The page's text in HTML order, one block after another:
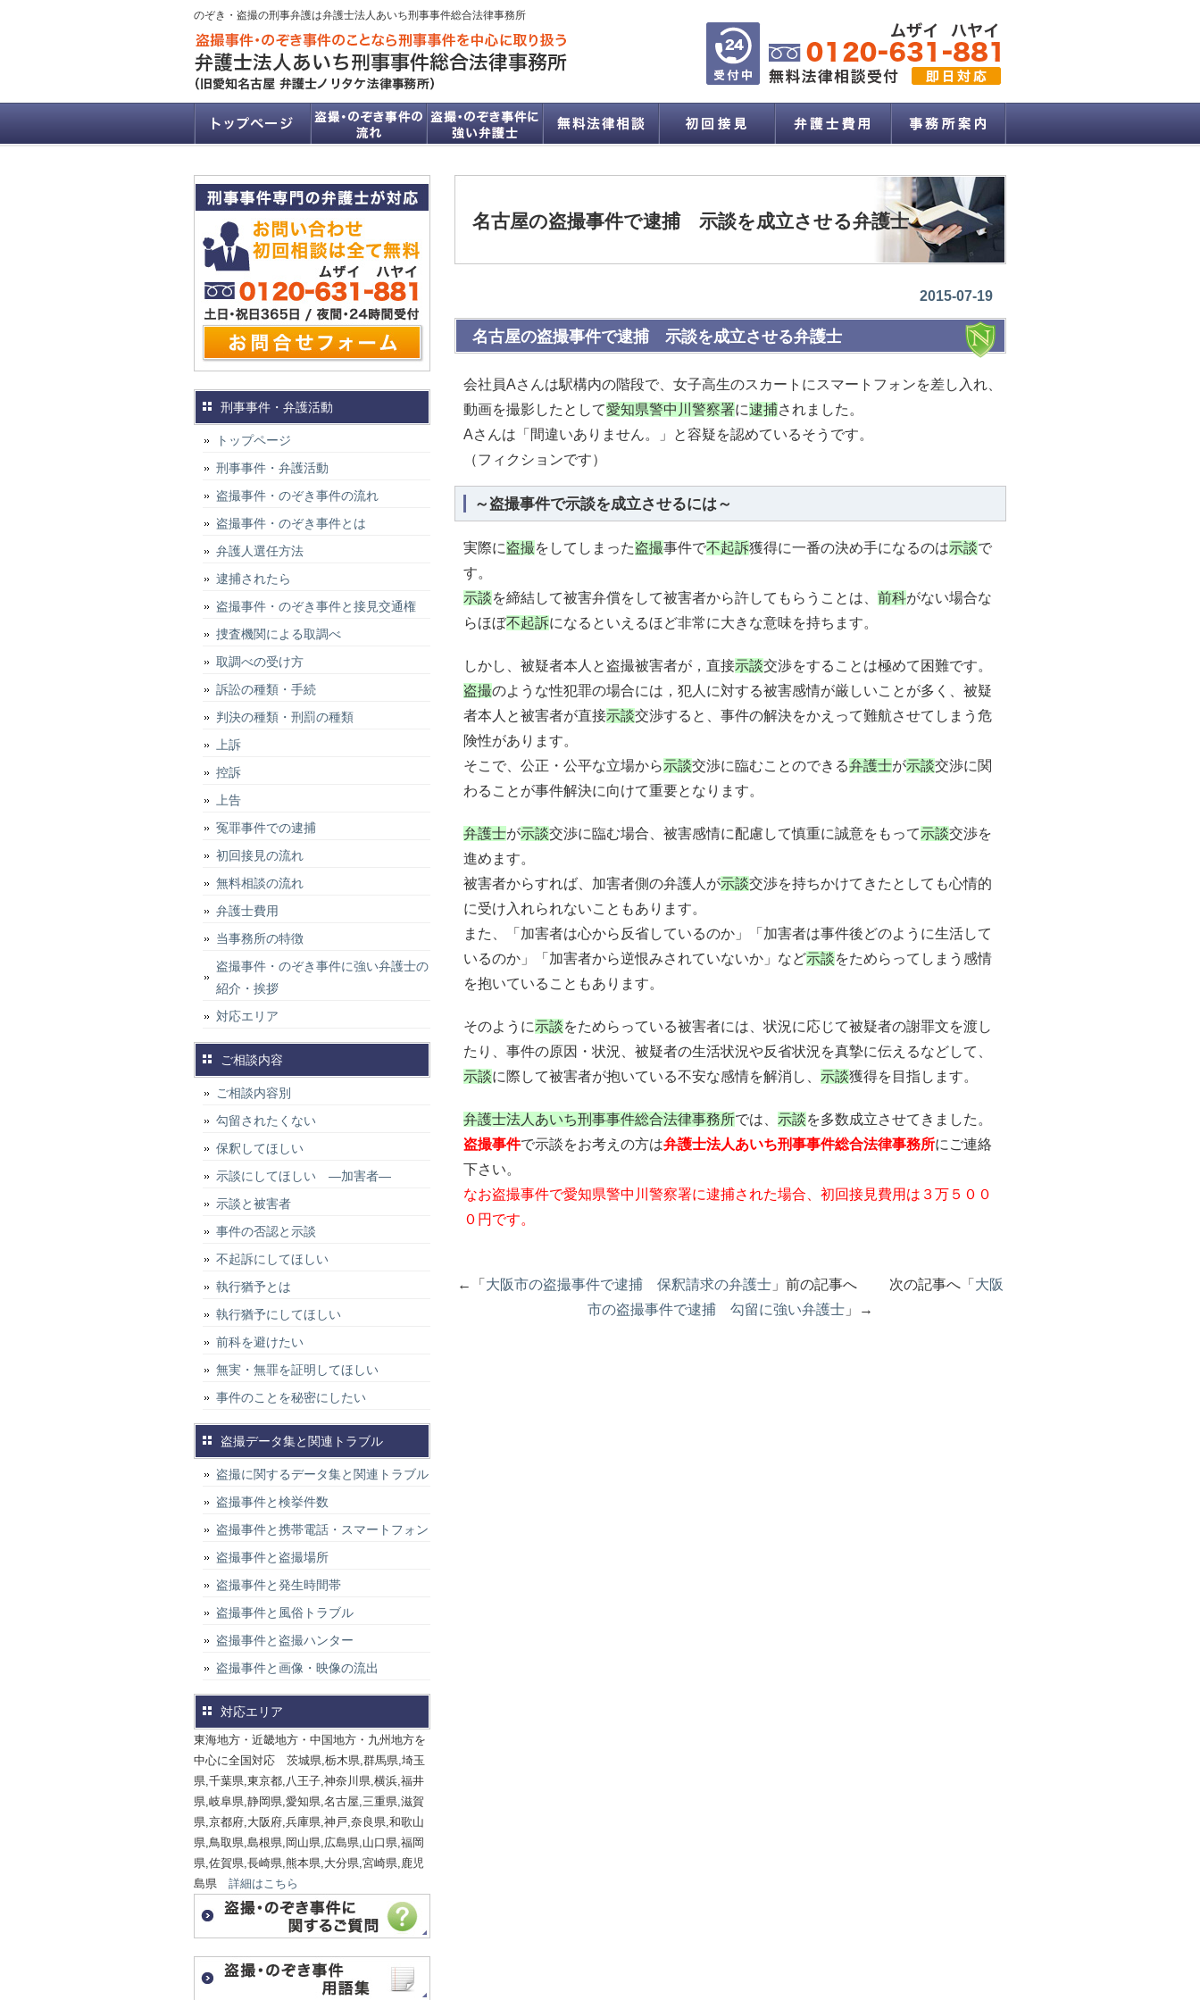
のぞき・盗撮の刑事弁護は弁護士法人あいち刑事事件総合法律事務所
名古屋の盗撮事件で逮捕 示談を成立させる弁護士
2015-07-19
名古屋の盗撮事件で逮捕 示談を成立させる弁護士
会社員Aさんは駅構内の階段で、女子高生のスカートにスマートフォンを差し入れ、
動画を撮影したとして愛知県警中川警察署に逮捕されました。
Aさんは「間違いありません。」と容疑を認めているそうです。
（フィクションです）
～盗撮事件で示談を成立させるには～
実際に盗撮をしてしまった盗撮事件で不起訴獲得に一番の決め手になるのは示談で
す。
示談を締結して被害弁償をして被害者から許してもらうことは、 前科がない場合な
らほぼ不起訴になるといえるほど非常に大きな意味を持ちます。
しかし、被疑者本人と盗撮被害者が，直接示談交渉をすることは極めて困難です。
盗撮のような性犯罪の場合には，犯人に対する被害感情が厳しいことが多く、被疑
者本人と被害者が直接示談交渉すると、事件の解決をかえって難航させてしまう危
険性があります。
そこで、公正・公平な立場から示談交渉に臨むことのできる弁護士が示談交渉に関
わることが事件解決に向けて重要となります。
弁護士が示談交渉に臨む場合、被害感情に配慮して慎重に誠意をもって示談交渉を
進めます。
被害者からすれば、加害者側の弁護人が示談交渉を持ちかけてきたとしても心情的
に受け入れられないこともあります。
また、「加害者は心から反省しているのか」「加害者は事件後どのように生活して
いるのか」「加害者から逆恨みされていないか」など示談をためらってしまう感情
を抱いていることもあります。
そのように示談をためらっている被害者には、状況に応じて被疑者の謝罪文を渡し
たり、事件の原因・状況、被疑者の生活状況や反省状況を真摯に伝えるなどして、
示談に際して被害者が抱いている不安な感情を解消し、 示談獲得を目指します。
弁護士法人あいち刑事事件総合法律事務所では、 示談を多数成立させてきました。
盗撮事件で示談をお考えの方は弁護士法人あいち刑事事件総合法律事務所にご連絡
下さい。
なお盗撮事件で愛知県警中川警察署に逮捕された場合、初回接見費用は３万５００
０円です。
←「 大阪市の盗撮事件で逮捕 保釈請求の弁護士 」前の記事へ 次の記事へ「 大阪
市の盗撮事件で逮捕 勾留に強い弁護士 」→
刑事事件・弁護活動
トップページ
刑事事件・弁護活動
盗撮事件・のぞき事件の流れ
盗撮事件・のぞき事件とは
弁護人選任方法
逮捕されたら
盗撮事件・のぞき事件と接見交通権
捜査機関による取調べ
取調べの受け方
訴訟の種類・手続
判決の種類・刑罰の種類
上訴
控訴
上告
冤罪事件での逮捕
初回接見の流れ
無料相談の流れ
弁護士費用
当事務所の特徴
盗撮事件・のぞき事件に強い弁護士の
紹介・挨拶
対応エリア
ご相談内容
ご相談内容別
勾留されたくない
保釈してほしい
示談にしてほしい ―加害者―
示談と被害者
事件の否認と示談
不起訴にしてほしい
執行猶予とは
執行猶予にしてほしい
前科を避けたい
無実・無罪を証明してほしい
事件のことを秘密にしたい
盗撮データ集と関連トラブル
盗撮に関するデータ集と関連トラブル
盗撮事件と検挙件数
盗撮事件と携帯電話・スマートフォン
盗撮事件と盗撮場所
盗撮事件と発生時間帯
盗撮事件と風俗トラブル
盗撮事件と盗撮ハンター
盗撮事件と画像・映像の流出
対応エリア
東海地方・近畿地方・中国地方・九州地方を
中心に全国対応 茨城県,栃木県,群馬県,埼玉
県,千葉県,東京都,八王子,神奈川県,横浜,福井
県,岐阜県,静岡県,愛知県,名古屋,三重県,滋賀
県,京都府,大阪府,兵庫県,神戸,奈良県,和歌山
県,鳥取県,島根県,岡山県,広島県,山口県,福岡
県,佐賀県,長崎県,熊本県,大分県,宮崎県,鹿児
島県 詳細はこちら